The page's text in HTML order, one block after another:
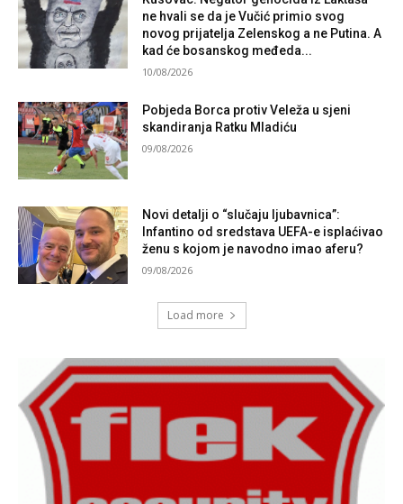
ne hvali se da je Vučić primio svog
novog prijatelja Zelenskog a ne Putina. A
kad će bosanskog međeda...
10/08/2026
Pobjeda Borca protiv Veleža u sjeni
skandiranja Ratku Mladiću
09/08/2026
Novi detalji o “slučaju ljubavnica”:
Infantino od sredstava UEFA-e isplaćivao
ženu s kojom je navodno imao aferu?
09/08/2026
Load more